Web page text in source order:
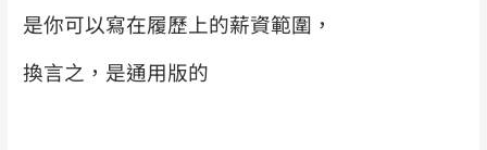
是你可以寫在履歷上的薪資範圍，
換言之，是通用版的